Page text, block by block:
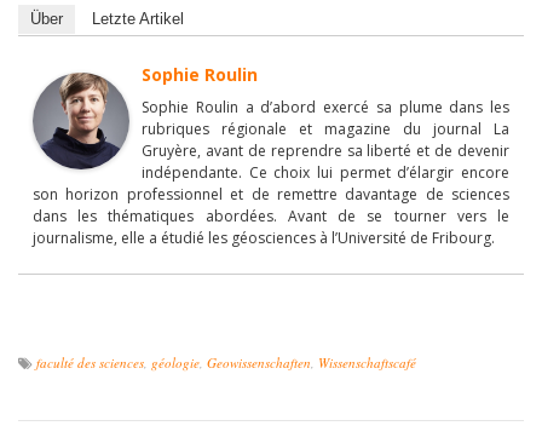
Über Letzte Artikel
Sophie Roulin
Sophie Roulin a d’abord exercé sa plume dans les
rubriques régionale et magazine du journal La
Gruyère, avant de reprendre sa liberté et de devenir
indépendante. Ce choix lui permet d’élargir encore
son horizon professionnel et de remettre davantage de sciences
dans les thématiques abordées. Avant de se tourner vers le
journalisme, elle a étudié les géosciences à l’Université de Fribourg.
faculté des sciences géologie Geowissenschaften Wissenschaftscafé